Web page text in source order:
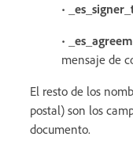
•
•
mensaje de
El resto de los
postal) son los
documento.